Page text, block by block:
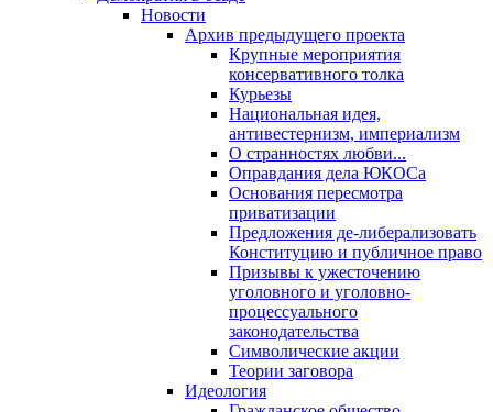
Новости
Архив предыдущего проекта
Крупные мероприятия
консервативного толка
Курьезы
Национальная идея,
антивестернизм, империализм
О странностях любви...
Оправдания дела ЮКОСа
Основания пересмотра
приватизации
Предложения де-либерализовать
Конституцию и публичное право
Призывы к ужесточению
уголовного и уголовно-
процессуального
законодательства
Символические акции
Теории заговора
Идеология